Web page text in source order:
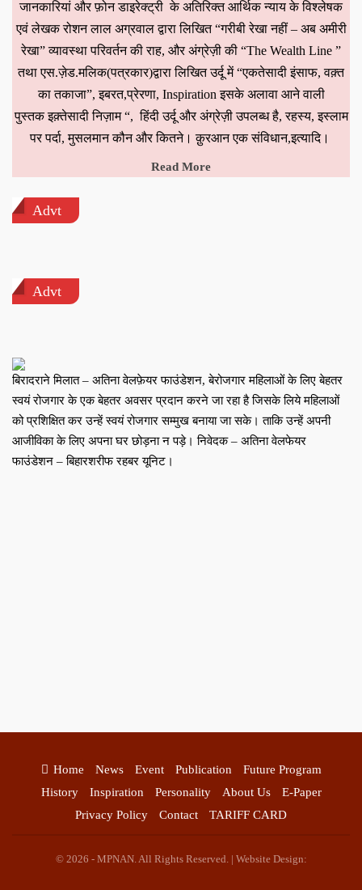
जानकारियां और फ़ोन डाइरेक्ट्री के अतिरिक्त आर्थिक न्याय के विश्लेषक
एवं लेखक रोशन लाल अग्रवाल द्वारा लिखित “गरीबी रेखा नहीं – अब अमीरी
रेखा” व्यावस्था परिवर्तन की राह, और अंग्रेज़ी की “The Wealth Line ”
तथा एस.ज़ेड.मलिक(पत्रकार)द्वारा लिखित उर्दू में “एकतेसादी इंसाफ, वक़्त
का तकाजा”, इबरत,प्रेरणा, Inspiration इसके अलावा आने वाली
पुस्तक इक़्तेसादी निज़ाम “, हिंदी उर्दू और अंग्रेज़ी उपलब्ध है, रहस्य, इस्लाम
पर पर्दा, मुसलमान कौन और कितने। क़ुरआन एक संविधान,इत्यादि।
Read More
Advt
Advt
बिरादराने मिलात – अतिना वेलफ़ेयर फाउंडेशन, बेरोजगार महिलाओं के लिए बेहतर
स्वयं रोजगार के एक बेहतर अवसर प्रदान करने जा रहा है जिसके लिये महिलाओं
को प्रशिक्षित कर उन्हें स्वयं रोजगार सम्मुख बनाया जा सके। ताकि उन्हें अपनी
आजीविका के लिए अपना घर छोड़ना न पड़े। निवेदक – अतिना वेलफेयर
फाउंडेशन – बिहारशरीफ रहबर यूनिट।
Home News Event Publication
Future Program
History
Inspiration Personality About Us
E-Paper
Privacy Policy
Contact TARIFF CARD
© 2026 - MPNAN. All Rights Reserved. | Website Design: